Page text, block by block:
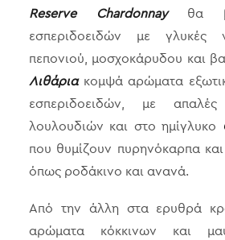
Reserve Chardonnayθα
εσπεριδοειδών με γλυκές
πεπονιού, μοσχοκάρυδου και
Λιθάριακομψά αρώματα
εσπεριδοειδών, με
λουλουδιών και στο ημίγλυκο
που θυμίζουν πυρηνόκαρπα
όπως ροδάκινο και ανανά.
Από την άλλη στα ερυθρά
αρώματα κόκκινων και